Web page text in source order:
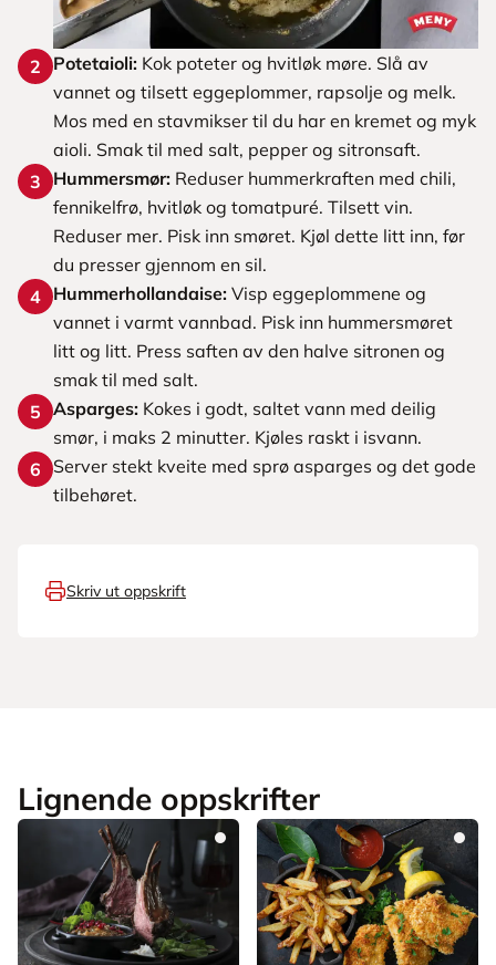
2 Potetaioli: Kok poteter og hvitløk møre. Slå av
vannet og tilsett eggeplommer, rapsolje og melk.
Mos med en stavmikser til du har en kremet og myk
aioli. Smak til med salt, pepper og sitronsaft.
3
Hummersmør: Reduser hummerkraften med chili,
fennikelfrø, hvitløk og tomatpuré. Tilsett vin.
Reduser mer. Pisk inn smøret. Kjøl dette litt inn, før
du presser gjennom en sil.
4 Hummerhollandaise: Visp eggeplommene og
vannet i varmt vannbad. Pisk inn hummersmøret
litt og litt. Press saften av den halve sitronen og
smak til med salt.
5 Asparges: Kokes i godt, saltet vann med deilig
smør, i maks 2 minutter. Kjøles raskt i isvann.
6
Server stekt kveite med sprø asparges og det gode
tilbehøret.
Skriv ut oppskrift
Lignende oppskrifter